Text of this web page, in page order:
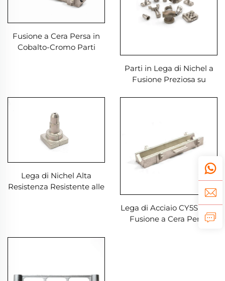
Fusione a Cera Persa in
Cobalto-Cromo Parti
Parti in Lega di Nichel a
Fusione Preziosa su
Lega di Nichel Alta
Resistenza Resistente alle
Lega di Acciaio CY5SnBiM
Fusione a Cera Persa